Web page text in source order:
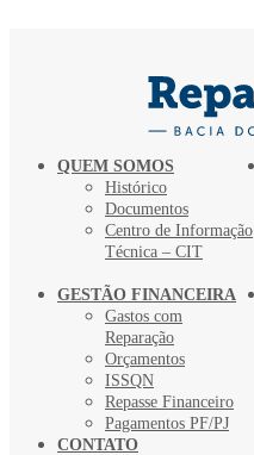
QUEM SOMOS
Histórico
Documentos
Centro de Informação
Técnica – CIT
GESTÃO FINANCEIRA
Gastos com
Reparação
Orçamentos
ISSQN
Repasse Financeiro
Pagamentos PF/PJ
CONTATO